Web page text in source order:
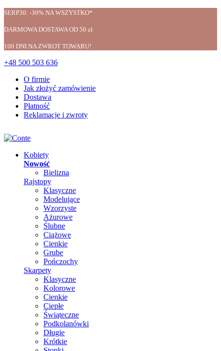
SERP30: -30% NA WSZYSTKO*
DARMOWA DOSTAWA OD 50 zł
100 DNI NA ZWROT TOWARU!
+48 500 503 636
O firmie
Jak złożyć zamówienie
Dostawa
Płatność
Reklamacje i zwroty
Kobiety
Nowość
Bielizna
Rajstopy
Klasyczne
Modelujące
Wzorzyste
Ażurowe
Ślubne
Ciążowe
Cienkie
Grube
Pończochy
Skarpety
Klasyczne
Kolorowe
Cienkie
Ciepłe
Świąteczne
Podkolanówki
Długie
Krótkie